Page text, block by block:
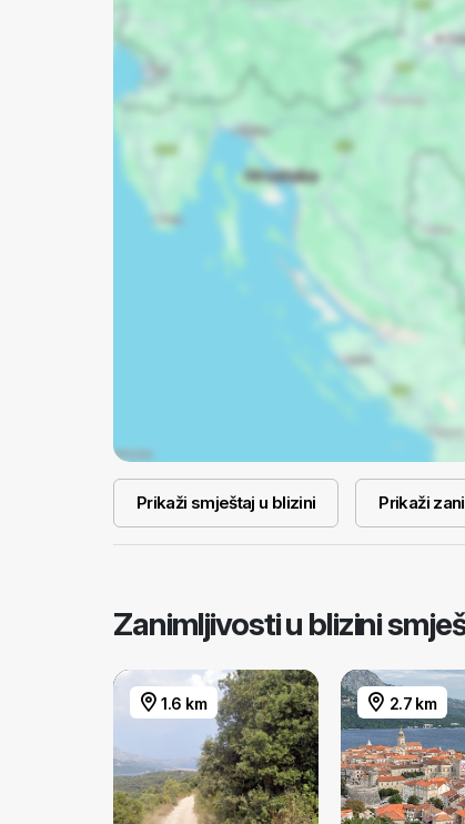
Prikaži smještaj u blizini Prikaži
Zanimljivosti u blizini
1.6 km 2.7 km